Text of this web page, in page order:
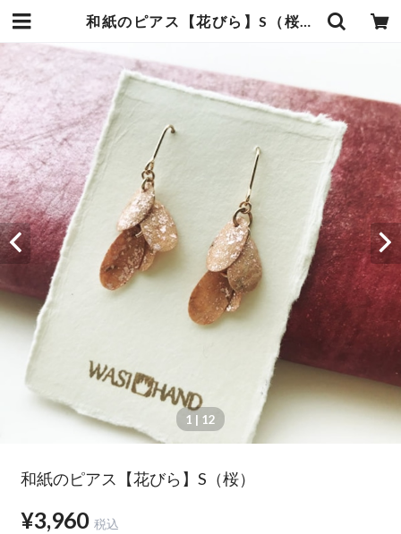
和紙のピアス【花びら】S（桜） | 暮らしの中の和紙のかたち
1 | 12
和紙のピアス【花びら】S（桜）
¥3,960 税込